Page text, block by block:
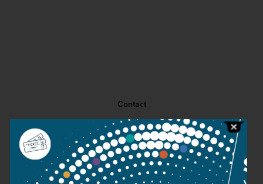
Contact
Public information
Press room
Terms and privacy
Imprint